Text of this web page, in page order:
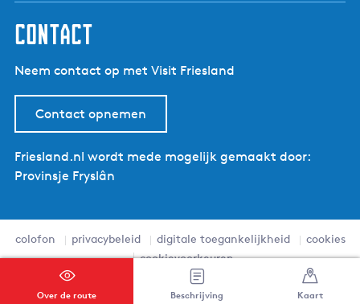
Over de route Beschrijving Kaart
contact
Neem contact op met Visit Friesland
Contact opnemen
Friesland.nl wordt mede mogelijk gemaakt door:
Provinsje Fryslân
colofon privacybeleid digitale toegankelijkheid
cookies
cookievoorkeuren
P